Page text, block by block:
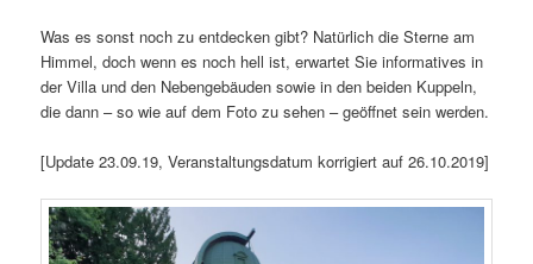
Was es sonst noch zu entdecken gibt? Natürlich die Sterne am
Himmel, doch wenn es noch hell ist, erwartet Sie informatives in
der Villa und den Nebengebäuden sowie in den beiden Kuppeln,
die dann – so wie auf dem Foto zu sehen – geöffnet sein werden.
[Update 23.09.19, Veranstaltungsdatum korrigiert auf 26.10.2019]